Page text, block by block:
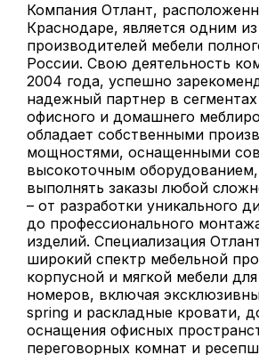
Компания Отлант,
Краснодаре, является одним
производителей мебели
России. Свою деятельность
2004 года, успешно
надежный партнер в сегментах
офисного и домашнего
обладает собственными
мощностями, оснащенными
высокоточным оборудованием,
выполнять заказы любой
– от разработки уникального
до профессионального
изделий. Специализация
широкий спектр мебельной
корпусной и мягкой мебели
номеров, включая
spring и раскладные кровати,
оснащения офисных
переговорных комнат и